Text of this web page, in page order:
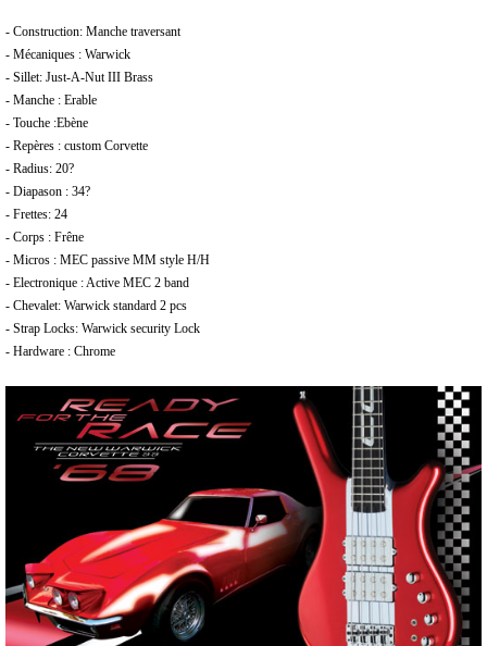
- Construction: Manche traversant
- Mécaniques : Warwick
- Sillet: Just-A-Nut III Brass
- Manche : Erable
- Touche :Ebène
- Repères : custom Corvette
- Radius: 20?
- Diapason : 34?
- Frettes: 24
- Corps : Frêne
- Micros : MEC passive MM style H/H
- Electronique : Active MEC 2 band
- Chevalet: Warwick standard 2 pcs
- Strap Locks: Warwick security Lock
- Hardware : Chrome